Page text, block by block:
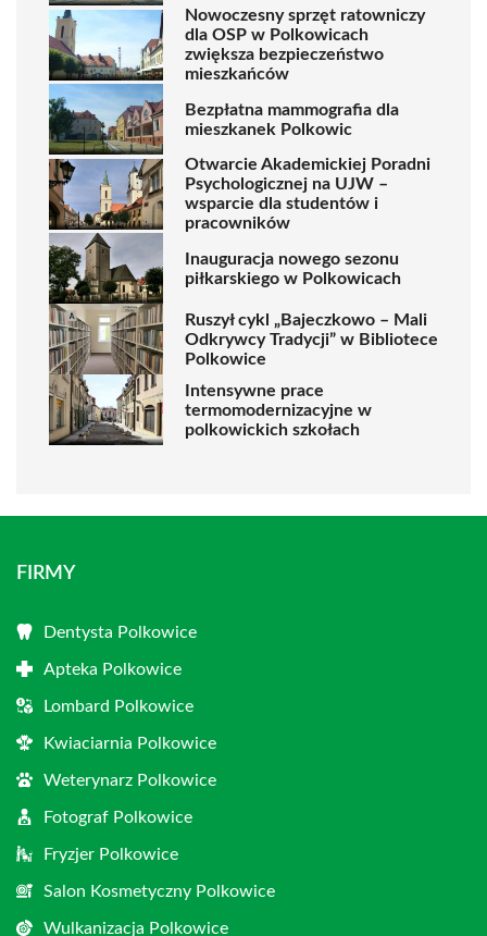
Nowoczesny sprzęt ratowniczy
dla OSP w Polkowicach
zwiększa bezpieczeństwo
mieszkańców
Bezpłatna mammografia dla
mieszkanek Polkowic
Otwarcie Akademickiej Poradni
Psychologicznej na UJW –
wsparcie dla studentów i
pracowników
Inauguracja nowego sezonu
piłkarskiego w Polkowicach
Ruszył cykl „Bajeczkowo – Mali
Odkrywcy Tradycji” w Bibliotece
Polkowice
Intensywne prace
termomodernizacyjne w
polkowickich szkołach
FIRMY
Dentysta Polkowice
Apteka Polkowice
Lombard Polkowice
Kwiaciarnia Polkowice
Weterynarz Polkowice
Fotograf Polkowice
Fryzjer Polkowice
Salon Kosmetyczny Polkowice
Wulkanizacja Polkowice